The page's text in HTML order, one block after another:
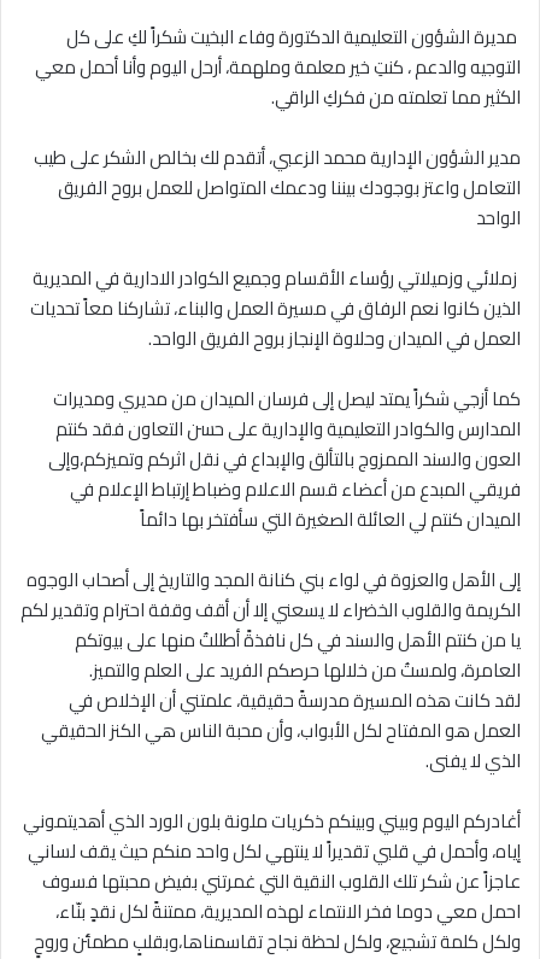
‎ مديرة الشؤون التعليمية الدكتورة وفاء البخيت شكراً لكِ على كل
التوجيه والدعم ، كنتِ خير معلمة وملهمة، أرحل اليوم وأنا أحمل معي
الكثير مما تعلمته من فكركِ الراقي.
‎مدير الشؤون الإدارية محمد الزعبي، أتقدم لك بخالص الشكر على طيب
التعامل واعتز بوجودك بيننا ودعمك المتواصل للعمل بروح الفريق
الواحد
‎ زملائي وزميلاتي رؤساء الأقسام وجميع الكوادر الادارية في المديرية
الذين كانوا نعم الرفاق في مسيرة العمل والبناء، تشاركنا معاً تحديات
العمل في الميدان وحلاوة الإنجاز بروح الفريق الواحد.
‎كما أزجي شكراً يمتد ليصل إلى فرسان الميدان من مديري ومديرات
المدارس والكوادر التعليمية والإدارية على حسن التعاون فقد كنتم
العون والسند الممزوج بالتألق والإبداع في نقل اثركم وتميزكم،وإلى
فريقي المبدع من أعضاء قسم الاعلام وضباط إرتباط الإعلام في
الميدان كنتم لي العائلة الصغيرة التي سأفتخر بها دائماً
‎إلى الأهل والعزوة في لواء بني كنانة المجد والتاريخ إلى أصحاب الوجوه
الكريمة والقلوب الخضراء لا يسعني إلا أن أقف وقفة احترام وتقدير لكم
يا من كنتم الأهل والسند في كل نافذةً أطللتُ منها على بيوتكم
العامرة، ولمستُ من خلالها حرصكم الفريد على العلم والتميز.
‎لقد كانت هذه المسيرة مدرسةً حقيقية، علمتني أن الإخلاص في
العمل هو المفتاح لكل الأبواب، وأن محبة الناس هي الكنز الحقيقي
الذي لا يفنى.
‎أغادركم اليوم وبيني وبينكم ذكريات ملونة بلون الورد الذي أهديتموني
إياه، وأحمل في قلبي تقديراً لا ينتهي لكل واحد منكم حيث يقف لساني
عاجزاً عن شكر تلك القلوب النقية التي غمرتني بفيض محبتها فسوف
احمل معي دوما فخر الانتماء لهذه المديرية، ممتنةً لكل نقدٍ بنّاء،
ولكل كلمة تشجيع، ولكل لحظة نجاح تقاسمناها،وبقلبٍ مطمئن وروحٍ